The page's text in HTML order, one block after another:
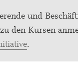
und
den Kursen
.